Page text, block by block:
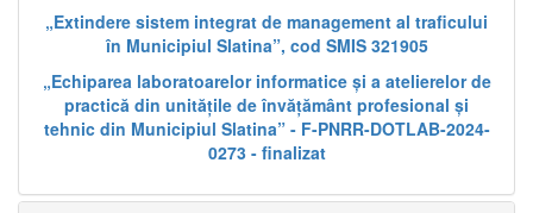
„Extindere sistem integrat de management al traficului
în Municipiul Slatina”, cod SMIS 321905
„Echiparea laboratoarelor informatice și a atelierelor de
practică din unitățile de învățământ profesional și
tehnic din Municipiul Slatina” - F-PNRR-DOTLAB-2024-
0273 - finalizat